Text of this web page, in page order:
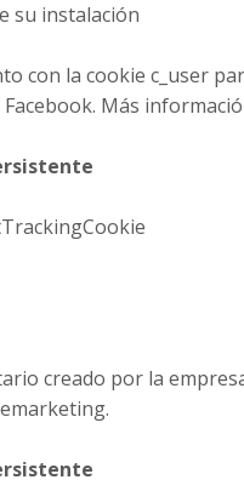
su instalación
con la cookie c_user
Más
creado por la